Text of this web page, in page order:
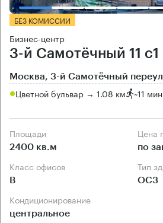
БЕЗ КОМИССИИ
Бизнес-центр
3-й Самотёчный 11 с1
Москва, 3-й Самотёчный
Цветной бульвар → 1.08 км ~11 мин
Площади
2400 кв.м по
Класс офисов
B
Тип
ОСЗ
Кондиционирование
центральное